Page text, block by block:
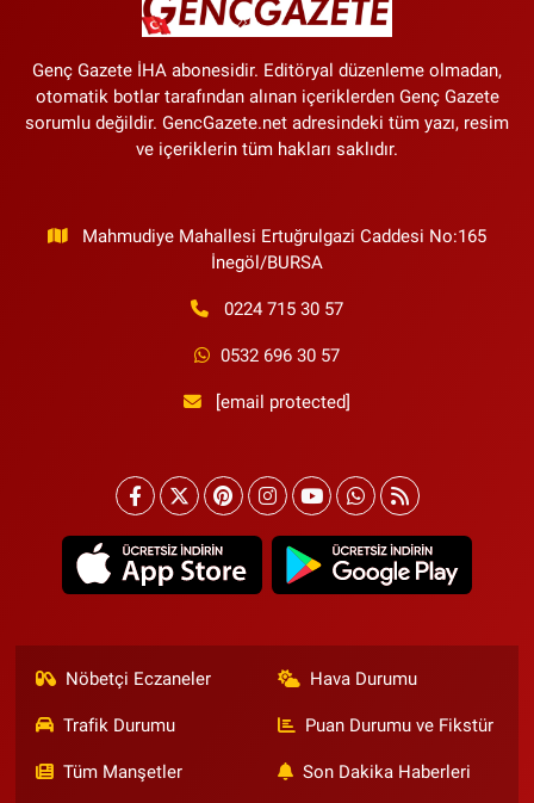
Genç Gazete İHA abonesidir. Editöryal düzenleme olmadan,
otomatik botlar tarafından alınan içeriklerden Genç Gazete
sorumlu değildir. GencGazete.net adresindeki tüm yazı, resim
ve içeriklerin tüm hakları saklıdır.
Mahmudiye Mahallesi Ertuğrulgazi Caddesi No:165
İnegöl/BURSA
0224 715 30 57
0532 696 30 57
[email protected]
Nöbetçi Eczaneler Hava Durumu
Trafik Durumu Puan Durumu ve Fikstür
Tüm Manşetler Son Dakika Haberleri